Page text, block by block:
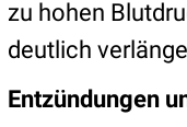
zu hohen
deutlich
Entzündungen